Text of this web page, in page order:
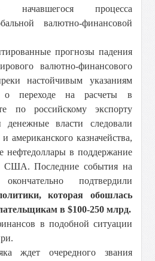
процесса
валютно-финансовой
прогнозы падения
валютно-финансового
настойчивым указаниям
о переходе на расчеты в
по российскому экспорту
власти следовали
казначейства,
нефтедоллары в поддержание
США. Последние события на
подтвердили
которая обошлась
в $100-250 млрд.
в подобной ситуации
ждет очередного звания